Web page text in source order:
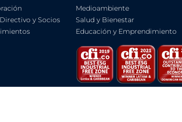
y Socios
Medioambiente
Salud y Bienestar
Educación y Emprendimiento